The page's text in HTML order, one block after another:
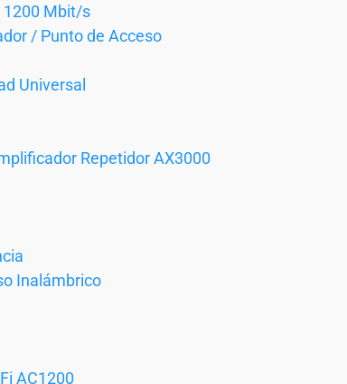
1200 Mbit/s
/ Punto de Acceso
Universal
Repetidor AX3000
Inalámbrico
AC1200